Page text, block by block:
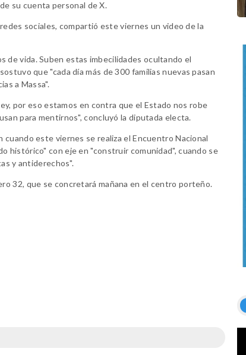
su cuenta personal de X.
sociales, compartió este viernes un video de la
vida. Suben estas imbecilidades ocultando el
que "cada día más de 300 familias nuevas pasan
a Massa".
por eso estamos en contra que el Estado nos robe
para mentirnos", concluyó la diputada electa.
este viernes se realiza el Encuentro Nacional
histórico" con eje en "construir comunidad", cuando se
y antiderechos".
32, que se concretará mañana en el centro porteño.